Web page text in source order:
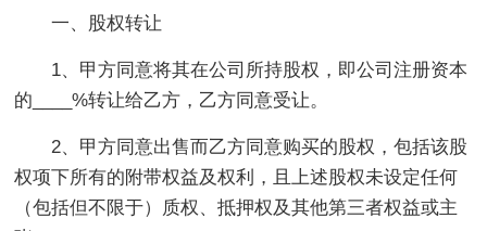
一、股权转让
1、甲方同意将其在公司所持股权，即公司注册资本
的____%转让给乙方，乙方同意受让。
2、甲方同意出售而乙方同意购买的股权，包括该股
权项下所有的附带权益及权利，且上述股权未设定任何
（包括但不限于）质权、抵押权及其他第三者权益或主